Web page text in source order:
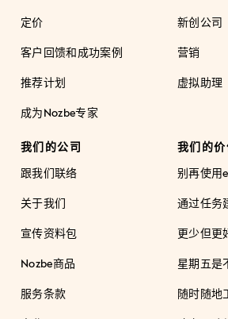
定价
客户回馈和成功案例
推荐计划
成为Nozbe专家
新创公司
营销
虚拟助理
我们的公司
跟我们联络
关于我们
宣传资料包
Nozbe商品
服务条款
我们的价
别再使用
通过任务
更少但更
星期五是
随时随地